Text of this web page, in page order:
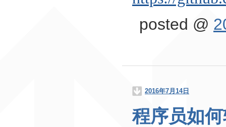
posted @
2016年7月14日
程序员如